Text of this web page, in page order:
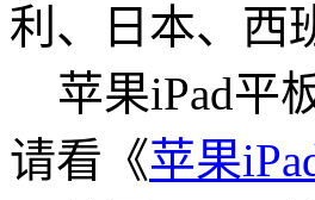
利、日本、西
苹果iPad平
请看《苹果